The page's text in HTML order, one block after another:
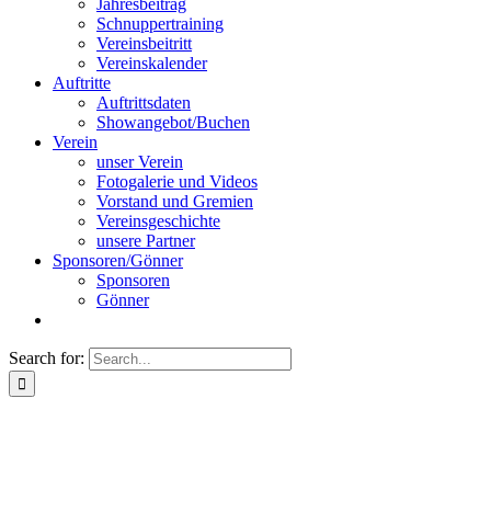
Jahresbeitrag
Schnuppertraining
Vereinsbeitritt
Vereinskalender
Auftritte
Auftrittsdaten
Showangebot/Buchen
Verein
unser Verein
Fotogalerie und Videos
Vorstand und Gremien
Vereinsgeschichte
unsere Partner
Sponsoren/Gönner
Sponsoren
Gönner
Search for: